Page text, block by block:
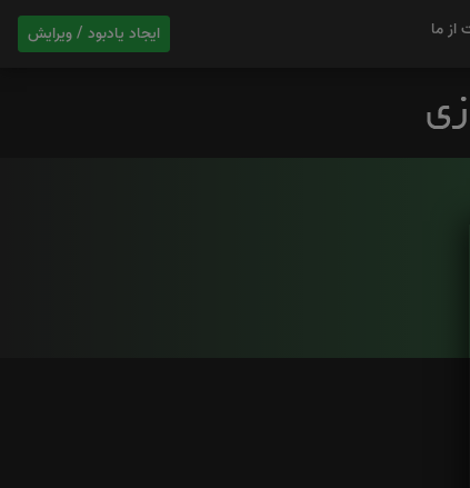
ایجاد یادبود / ویرایش از ما